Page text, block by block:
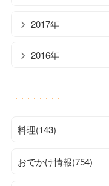
2017年
2016年
料理(143)
おでかけ情報(754)